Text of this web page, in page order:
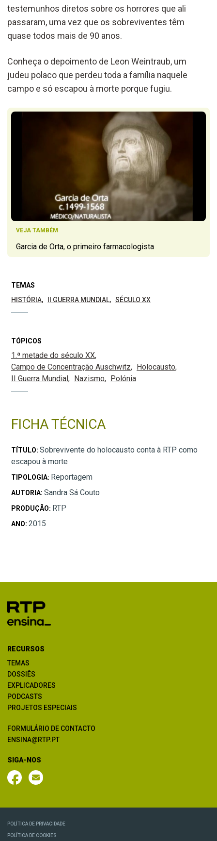
testemunhos diretos sobre os horrores que ali
passaram, uma vez que os sobreviventes têm
quase todos mais de 90 anos.
Conheça o depoimento de Leon Weintraub, um
judeu polaco que perdeu toda a família naquele
campo e só escapou à morte porque fugiu.
VEJA TAMBÉM
Garcia de Orta, o primeiro farmacologista
TEMAS
HISTÓRIA
II GUERRA MUNDIAL SÉCULO XX
TÓPICOS
1.ª metade do século XX
Campo de Concentração Auschwitz
Holocausto
II Guerra Mundial
Nazismo Polónia
FICHA TÉCNICA
TÍTULO: Sobrevivente do holocausto conta à RTP como
escapou à morte
TIPOLOGIA: Reportagem
AUTORIA: Sandra Sá Couto
PRODUÇÃO: RTP
ANO: 2015
RECURSOS
TEMAS
DOSSIÊS
EXPLICADORES
PODCASTS
PROJETOS ESPECIAIS
FORMULÁRIO DE CONTACTO
ENSINA@RTP.PT
SIGA-NOS
POLÍTICA DE PRIVACIDADE
POLÍTICA DE COOKIES